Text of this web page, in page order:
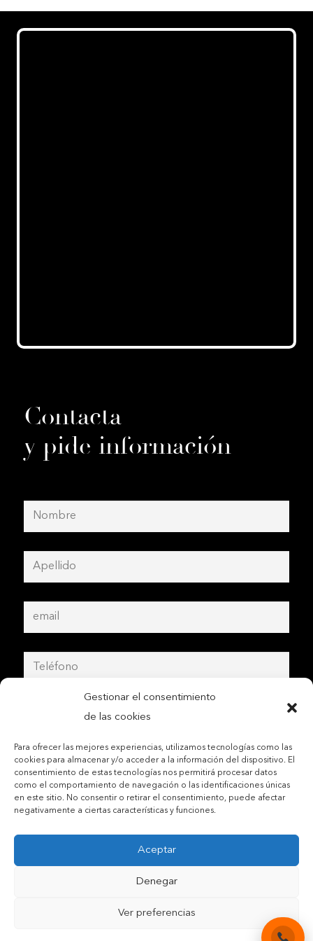
Gestionar el consentimiento
de las cookies
Para ofrecer las mejores experiencias, utilizamos tecnologías como las
cookies para almacenar y/o acceder a la información del dispositivo. El
consentimiento de estas tecnologías nos permitirá procesar datos
como el comportamiento de navegación o las identificaciones únicas
en este sitio. No consentir o retirar el consentimiento, puede afectar
negativamente a ciertas características y funciones.
Aceptar
Denegar
Ver preferencias
Contacta
y pide información